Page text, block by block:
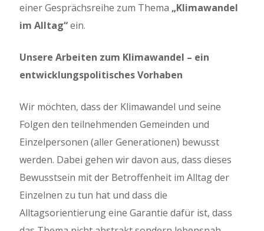
einer Gesprächsreihe zum Thema „Klimawandel
im Alltag“ein.
Unsere Arbeiten zum Klimawandel – ein
entwicklungspolitisches Vorhaben
Wir möchten, dass der Klimawandel und seine
Folgen den teilnehmenden Gemeinden und
Einzelpersonen (aller Generationen) bewusst
werden. Dabei gehen wir davon aus, dass dieses
Bewusstsein mit der Betroffenheit im Alltag der
Einzelnen zu tun hat und dass die
Alltagsorientierung eine Garantie dafür ist, dass